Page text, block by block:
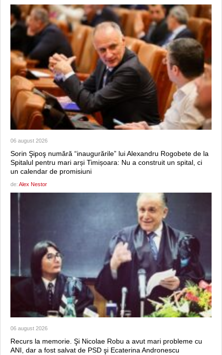
06 august 2026
Sorin Şipoş numără “inaugurările” lui Alexandru Rogobete de la
Spitalul pentru mari arși Timișoara: Nu a construit un spital, ci
un calendar de promisiuni
de: Alex Nestor
06 august 2026
Recurs la memorie. Şi Nicolae Robu a avut mari probleme cu
ANI, dar a fost salvat de PSD şi Ecaterina Andronescu